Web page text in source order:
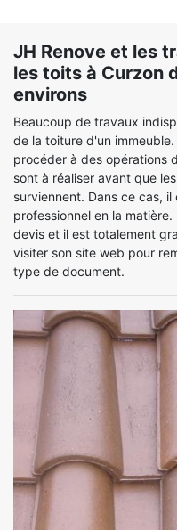
JH Renove et les
les toits à Curzon
environs
Beaucoup de travaux
de la toiture d'un
procéder à des opérations
sont à réaliser avant que
surviennent. Dans ce cas,
professionnel en la
devis et il est totalement
visiter son site web pour
type de document.